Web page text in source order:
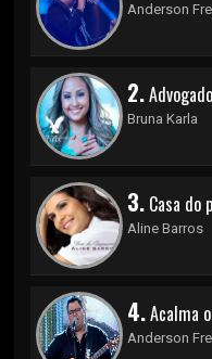
Anderson
2.
Bruna Karla
3. Casa do
Aline Barros
4.Acalma
Anderson